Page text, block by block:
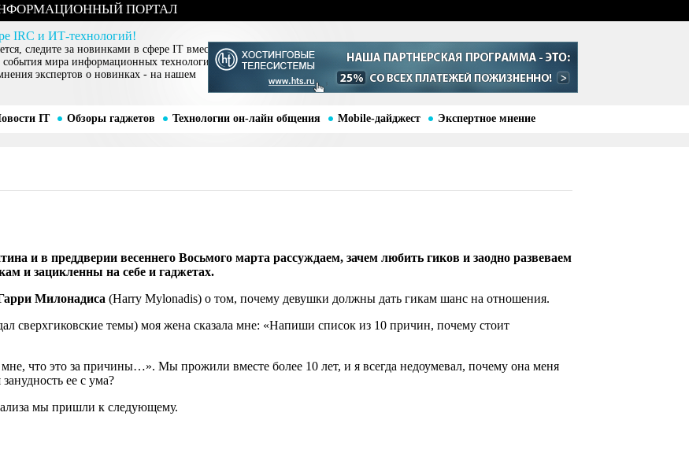
ПОРТАЛ
IRC и ИТ-технологий!
следите за новинками в сфере IT вместе
мира информационных технологий,
экспертов о новинках - на нашем
IT Обзоры гаджетов Технологии он-лайн общения Mobile-дайджест Экспертное мнение
и в преддверии весеннего Восьмого марта рассуждаем, зачем любить гиков и заодно развеваем
и зацикленны на себе и гаджетах.
Милонадиса (Harry Mylonadis) о том, почему девушки должны дать гикам шанс на отношения.
сверхгиковские темы) моя жена сказала мне: «Напиши список из 10 причин, почему стоит
что это за причины…». Мы прожили вместе более 10 лет, и я всегда недоумевал, почему она меня
ее с ума?
мы пришли к следующему.